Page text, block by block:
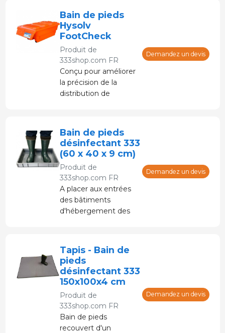
Bain de pieds
Hysolv
FootCheck
Produit de
333shop.com FR
Conçu pour améliorer
la précision de la
distribution de
dilution à chaque fois
Demandez un devis
Bain de pieds
désinfectant 333
(60 x 40 x 9 cm)
Produit de
333shop.com FR
A placer aux entrées
des bâtiments
d'hébergement des
contamination entre
différentes pièces et
récipients.
Demandez un devis
Tapis - Bain de
pieds
désinfectant 333
150x100x4 cm
Produit de
333shop.com FR
Bain de pieds
recouvert d'un
Demandez un devis